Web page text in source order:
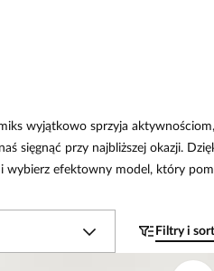
wyjątkowo sprzyja
sięgnąć przy najbliższej okazji.
wybierz efektowny model, który
Filtry i